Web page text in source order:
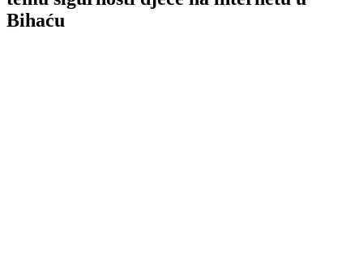
Bihaću